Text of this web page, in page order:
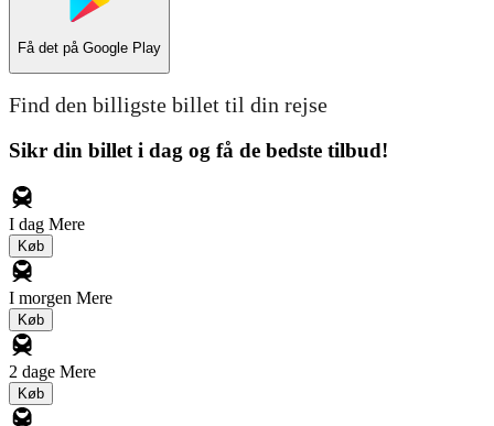
Få det på Google Play
Find den billigste billet til din rejse
Sikr din billet i dag og få de bedste tilbud!
I dag Mere
Køb
I morgen Mere
Køb
2 dage Mere
Køb